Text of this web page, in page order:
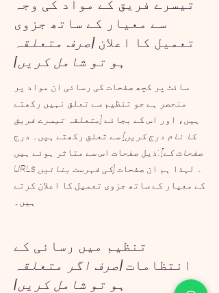
تیسرے فریق کے مواد کی وجہ
سے معیار کے ساتھ جزوی
تعمیل کا اعلان[صرف متعلقہ
ہو تو شامل کریں]
سائٹ پر کچھ صفحات کی رسائی ان مواد پر
منحصر ہے جو تنظیم سے تعلق نہیں رکھتے
ہیں، اور اس کے بجائے [متعلقہ تیسرے فریق
کا نام درج کریں]سے تعلق رکھتے ہیں۔ درج
ذیل صفحات اس سے متاثر ہوئے ہیں:[صفحات کے
URLs کی فہرست بنائیں]
کے معیار کے ساتھ جزوی تعمیل کا اعلان کرتے
ہیں۔
تنظیم میں رسائی کے
انتظامات[صرف اگر متعلقہ
ہو تو شامل کریں]